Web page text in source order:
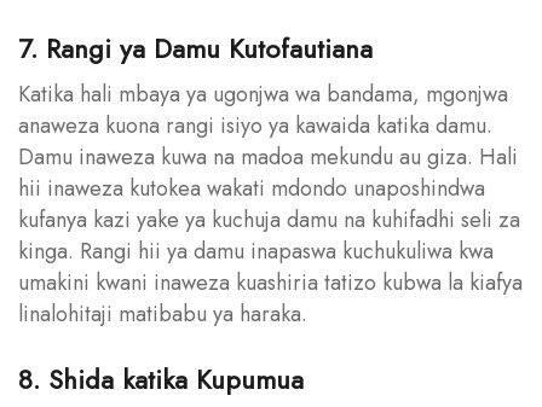
7. Rangi ya Damu Kutofautiana
Katika hali mbaya ya ugonjwa wa bandama, mgonjwa
anaweza kuona rangi isiyo ya kawaida katika damu.
Damu inaweza kuwa na madoa mekundu au giza. Hali
hii inaweza kutokea wakati mdondo unaposhindwa
kufanya kazi yake ya kuchuja damu na kuhifadhi seli za
kinga. Rangi hii ya damu inapaswa kuchukuliwa kwa
umakini kwani inaweza kuashiria tatizo kubwa la kiafya
linalohitaji matibabu ya haraka.
8. Shida katika Kupumua